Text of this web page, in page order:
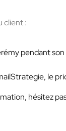
client :
pendant
le
hésitez